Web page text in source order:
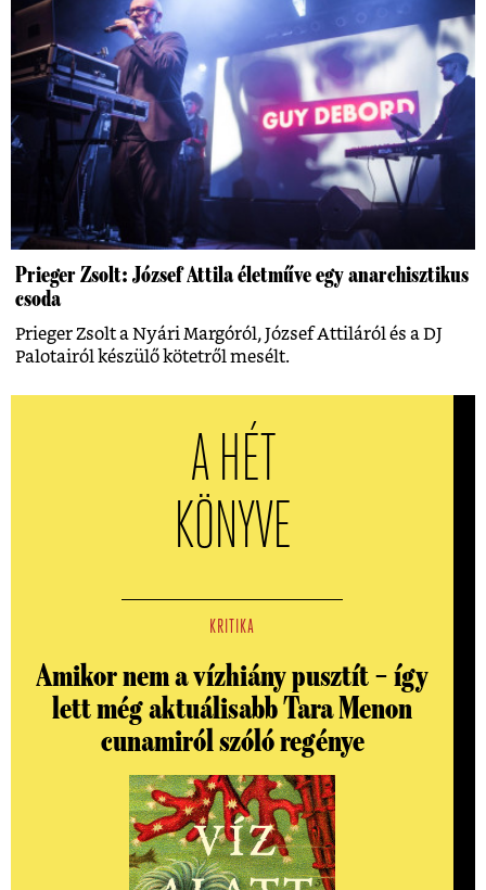
Prieger Zsolt: József Attila életműve egy anarchisztikus
csoda
Prieger Zsolt a Nyári Margóról, József Attiláról és a DJ
Palotairól készülő kötetről mesélt.
A HÉT
KÖNYVE
KRITIKA
Amikor nem a vízhiány pusztít – így
lett még aktuálisabb Tara Menon
cunamiról szóló regénye